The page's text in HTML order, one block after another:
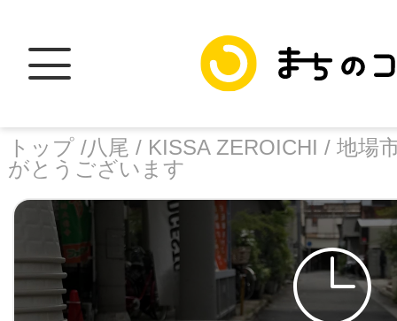
トップ /八尾 / KISSA ZEROICHI / 地場
がとうございます
facebook トップ